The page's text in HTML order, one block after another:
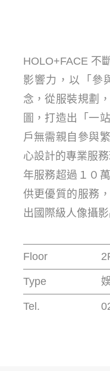
HOLO+FACE 不
影響力，以「參
念，從服裝規劃
圖，打造出「一
戶無需親自參與
心設計的專業服
年服務超過１０
供更優質的服務
出國際級人像攝影
Floor
Type
Tel.